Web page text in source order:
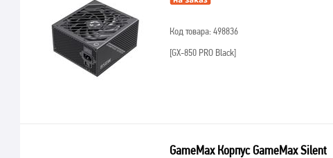
Код товара: 498836
[GX-850 PRO Black]
GameMax Корпус GameMax Silent